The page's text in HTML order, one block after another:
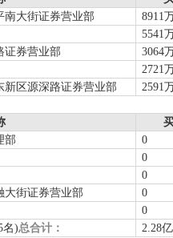
南大街证券营业部
8911
5541
证券营业部
3064
2721
区源深路证券营业部
2591
部
0
0
0
大街证券营业部
0
0
名)总合计： 2.28亿